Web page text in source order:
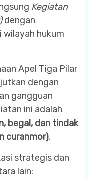
Kegiatan
dengan
wilayah hukum
Apel Tiga Pilar
dengan
gangguan
ini adalah
begal, dan tindak
curanmor).
strategis dan
lain: